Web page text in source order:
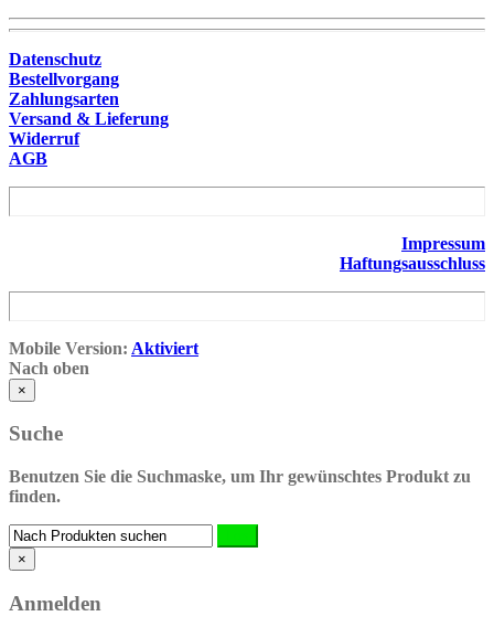
Datenschutz
Bestellvorgang
Zahlungsarten
Versand & Lieferung
Widerruf
AGB
Impressum
Haftungsausschluss
Mobile Version: Aktiviert
Nach oben
×
Suche
Benutzen Sie die Suchmaske, um Ihr gewünschtes Produkt zu
finden.
×
Anmelden